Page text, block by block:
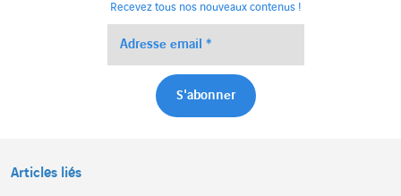
Recevez tous nos nouveaux contenus !
Articles liés